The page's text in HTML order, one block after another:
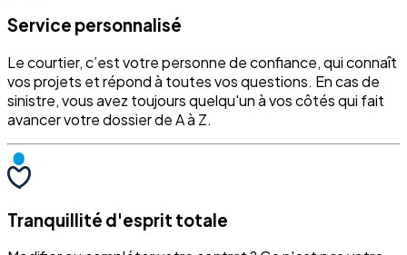
Service personnalisé
Le courtier, c’est votre personne de confiance, qui connaît
vos projets et répond à toutes vos questions. En cas de
sinistre, vous avez toujours quelqu'un à vos côtés qui fait
avancer votre dossier de A à Z.
Tranquillité d'esprit totale